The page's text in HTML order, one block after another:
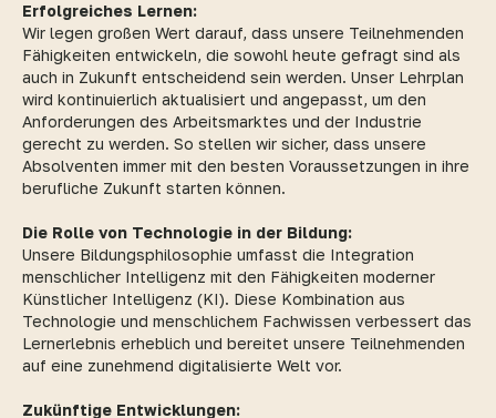
Erfolgreiches Lernen:
Wir legen großen Wert darauf, dass unsere Teilnehmenden
Fähigkeiten entwickeln, die sowohl heute gefragt sind als
auch in Zukunft entscheidend sein werden. Unser Lehrplan
wird kontinuierlich aktualisiert und angepasst, um den
Anforderungen des Arbeitsmarktes und der Industrie
gerecht zu werden. So stellen wir sicher, dass unsere
Absolventen immer mit den besten Voraussetzungen in ihre
berufliche Zukunft starten können.
Die Rolle von Technologie in der Bildung:
Unsere Bildungsphilosophie umfasst die Integration
menschlicher Intelligenz mit den Fähigkeiten moderner
Künstlicher Intelligenz (KI). Diese Kombination aus
Technologie und menschlichem Fachwissen verbessert das
Lernerlebnis erheblich und bereitet unsere Teilnehmenden
auf eine zunehmend digitalisierte Welt vor.
Zukünftige Entwicklungen: